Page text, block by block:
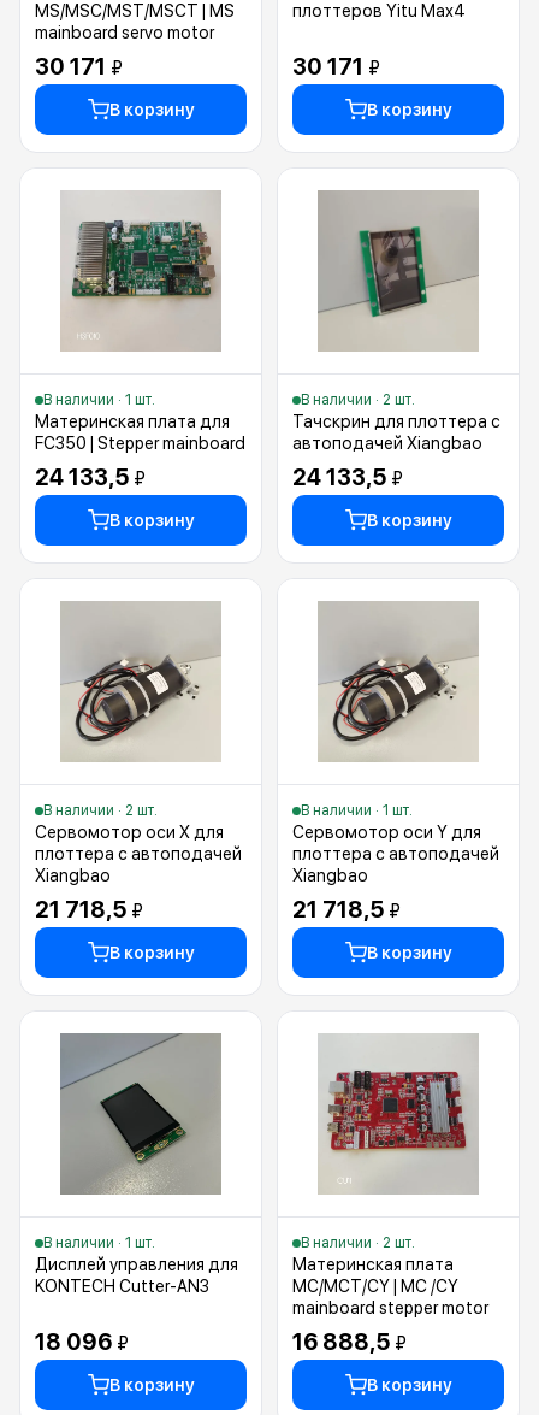
MS/MSC/MST/MSCT | MS
mainboard servo motor
30 171 ₽
В корзину
плоттеров Yitu Max4
30 171 ₽
В корзину
В наличии · 1 шт.
Материнская плата для
FC350 | Stepper mainboard
24 133,5 ₽
В корзину
В наличии · 2 шт.
Тачскрин для плоттера с
автоподачей Xiangbao
24 133,5 ₽
В корзину
В наличии · 2 шт.
Сервомотор оси X для
плоттера с автоподачей
Xiangbao
21 718,5 ₽
В корзину
В наличии · 1 шт.
Сервомотор оси Y для
плоттера с автоподачей
Xiangbao
21 718,5 ₽
В корзину
В наличии · 1 шт.
Дисплей управления для
KONTECH Cutter-AN3
18 096 ₽
В корзину
В наличии · 2 шт.
Материнская плата
MC/MCT/CY | MC /CY
mainboard stepper motor
16 888,5 ₽
В корзину